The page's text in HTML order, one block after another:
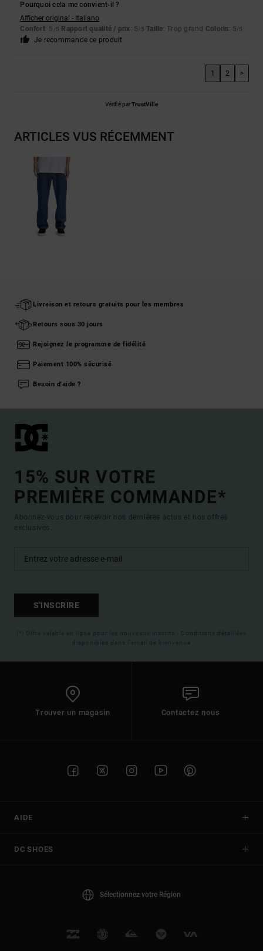
Pourquoi cela me convient-il ?
Afficher original - Italiano
Confort: 5 /5 Rapport qualité / prix: 5/5 Taille: Trop grand Coloris: 5/5
Je recommande ce produit
1 2 >
Vérifié parTrustVille
ARTICLES VUS RÉCEMMENT
Livraison et retours gratuits pour les membres
Retours sous 30 jours
Rejoignez le programme de fidélité
Paiement 100% sécurisé
Besoin d'aide ?
15% SUR VOTRE
PREMIÈRE COMMANDE*
Abonnez-vous pour recevoir nos dernières actus et nos offres
exclusives.
S'INSCRIRE
(*) Offre valable en ligne pour les nouveaux inscrits - Conditions détaillées
disponibles dans l'email de bienvenue
Trouver un magasin Contactez nous
AIDE
DC SHOES
Sélectionnez votre Région